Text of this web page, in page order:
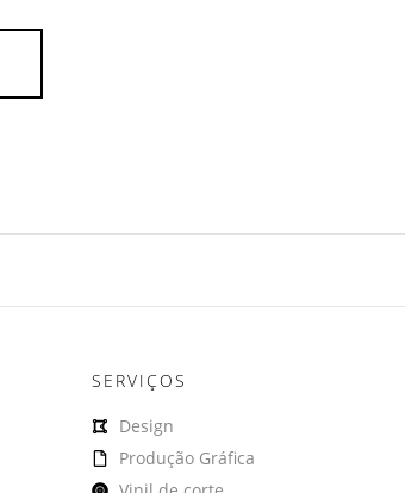
SERVIÇOS
Design
Produção Gráfica